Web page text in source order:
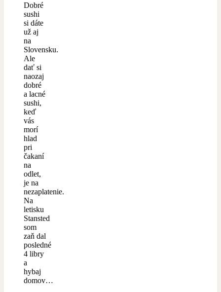
Dobré
sushi
si dáte
už aj
na
Slovensku.
Ale
dať si
naozaj
dobré
a lacné
sushi,
keď
vás
morí
hlad
pri
čakaní
na
odlet,
je na
nezaplatenie.
Na
letisku
Stansted
som
zaň dal
posledné
4 libry
a
hybaj
domov…